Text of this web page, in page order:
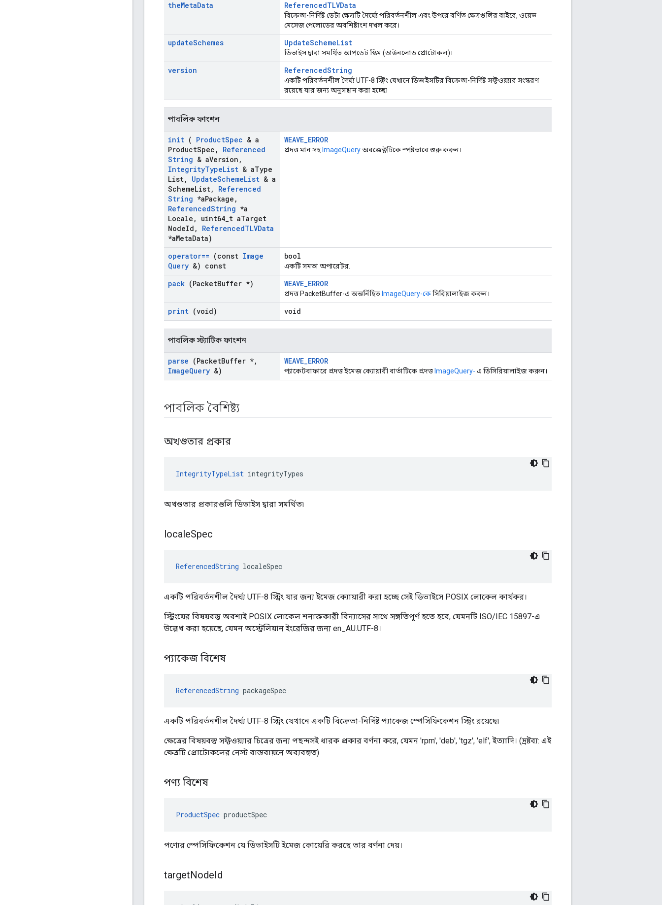
theMetaData ReferencedTLVData
বিক্রেতা-নির্দিষ্ট ডেটা ক্ষেত্রটি দৈর্ঘ্যে পরিবর্তনশীল এবং উপরে বর্ণিত ক্ষেত্রগুলির বাইরে, ওয়েভ
মেসেজ পেলোডের অবশিষ্টাংশ দখল করে।
updateSchemes UpdateSchemeList
ডিভাইস দ্বারা সমর্থিত আপডেট স্কিম (ডাউনলোড প্রোটোকল)।
version ReferencedString
একটি পরিবর্তনশীল দৈর্ঘ্য UTF-8 স্ট্রিং যেখানে ডিভাইসটির বিক্রেতা-নির্দিষ্ট সফ্টওয়্যার সংস্করণ
রয়েছে যার জন্য অনুসন্ধান করা হচ্ছে৷
পাবলিক ফাংশন
init ( ProductSpec & a
ProductSpec ,
Referenced
String & aVersion ,
IntegrityTypeList & aType
List, UpdateSchemeList & a
SchemeList,
Referenced
String *aPackage ,
ReferencedString *a
Locale , uint64 t aTarget
NodeId , ReferencedTLVData
*aMetaData)
WEAVE_ERROR
প্রদত্ত মান সহ ImageQueryঅবজেক্টটিকে স্পষ্টভাবে শুরু করুন।
operator== (const Image
Query &) const
bool
একটি সমতা অপারেটর.
pack (PacketBuffer *) WEAVE_ERROR
প্রদত্ত PacketBuffer-এ অন্তর্নিহিত ImageQuery-কেসিরিয়ালাইজ করুন।
print (void) void
পাবলিক স্ট্যাটিক ফাংশন
parse (PacketBuffer *,
ImageQuery &)
WEAVE_ERROR
প্যাকেটবাফারে প্রদত্ত ইমেজ ক্যোয়ারী বার্তাটিকে প্রদত্ত ImageQuery- এ ডিসিরিয়ালাইজ করুন।
পাবলিক বৈশিষ্ট্য
অখণ্ডতার প্রকার
IntegrityTypeList integrityTypes
অখণ্ডতার প্রকারগুলি ডিভাইস দ্বারা সমর্থিত৷
localeSpec
ReferencedString localeSpec
একটি পরিবর্তনশীল দৈর্ঘ্য UTF-8 স্ট্রিং যার জন্য ইমেজ ক্যোয়ারী করা হচ্ছে সেই ডিভাইসে POSIX লোকেল কার্যকর।
স্ট্রিংয়ের বিষয়বস্তু অবশ্যই POSIX লোকেল শনাক্তকারী বিন্যাসের সাথে সঙ্গতিপূর্ণ হতে হবে, যেমনটি ISO/IEC 15897-এ
উল্লেখ করা হয়েছে, যেমন অস্ট্রেলিয়ান ইংরেজির জন্য en_AU.UTF-8।
প্যাকেজ বিশেষ
ReferencedString packageSpec
একটি পরিবর্তনশীল দৈর্ঘ্য UTF-8 স্ট্রিং যেখানে একটি বিক্রেতা-নির্দিষ্ট প্যাকেজ স্পেসিফিকেশন স্ট্রিং রয়েছে৷
ক্ষেত্রের বিষয়বস্তু সফ্টওয়্যার চিত্রের জন্য পছন্দসই ধারক প্রকার বর্ণনা করে, যেমন 'rpm', 'deb', 'tgz', 'elf', ইত্যাদি। (দ্রষ্টব্য: এই
ক্ষেত্রটি প্রোটোকলের নেস্ট বাস্তবায়নে অব্যবহৃত)
পণ্য বিশেষ
ProductSpec productSpec
পণ্যের স্পেসিফিকেশন যে ডিভাইসটি ইমেজ কোয়েরি করছে তার বর্ণনা দেয়।
targetNodeId